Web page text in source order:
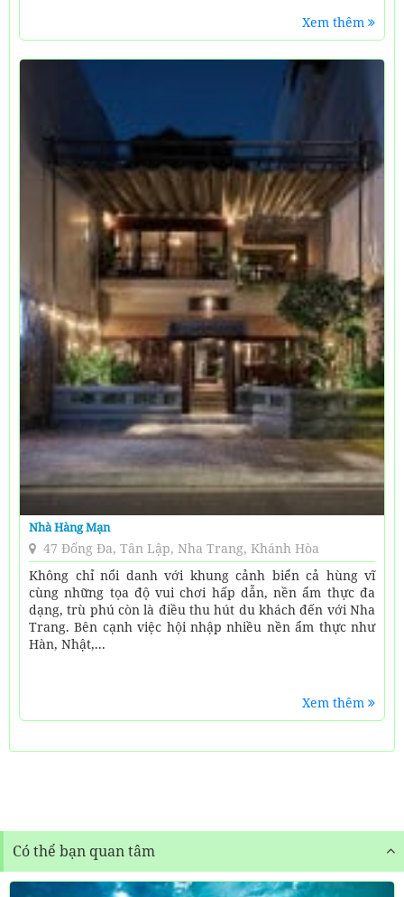
Xem thêm
Nhà Hàng Mạn
47 Đống Đa, Tân Lập, Nha Trang, Khánh Hòa
Không chỉ nổi danh với khung cảnh biển cả hùng vĩ
cùng những tọa độ vui chơi hấp dẫn, nền ẩm thực đa
dạng, trù phú còn là điều thu hút du khách đến với Nha
Trang. Bên cạnh việc hội nhập nhiều nền ẩm thực như
Hàn, Nhật,...
Xem thêm
Có thể bạn quan tâm